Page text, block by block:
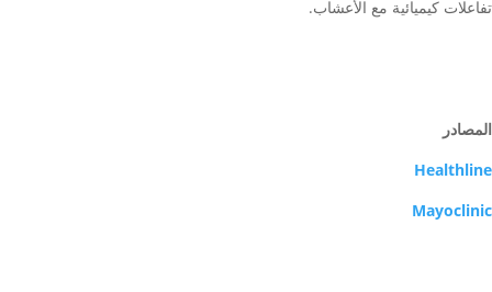
تفاعلات كيميائية مع الأعشاب.
المصادر
Healthline
Mayoclinic